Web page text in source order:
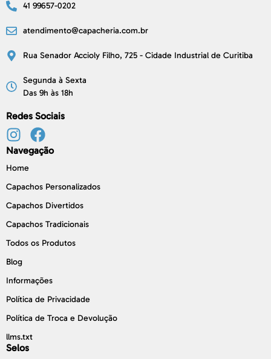
41 99657-0202
atendimento@capacheria.com.br
Rua Senador Accioly Filho, 725 - Cidade Industrial de Curitiba
Segunda à Sexta
Das 9h às 18h
Redes Sociais
Navegação
Home
Capachos Personalizados
Capachos Divertidos
Capachos Tradicionais
Todos os Produtos
Blog
Informações
Política de Privacidade
Política de Troca e Devolução
llms.txt
Selos